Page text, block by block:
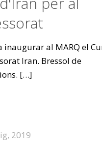
inaugurar al MARQ el
Iran. Bressol de
[…]
2019